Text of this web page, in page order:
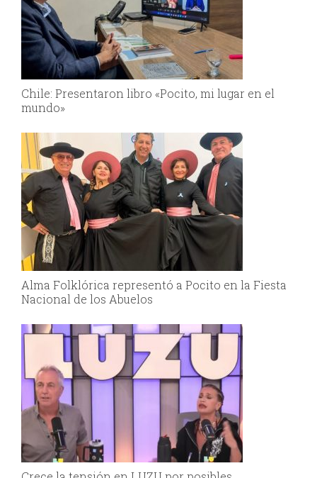
Chile: Presentaron libro «Pocito, mi lugar en el
mundo»
Alma Folklórica representó a Pocito en la Fiesta
Nacional de los Abuelos